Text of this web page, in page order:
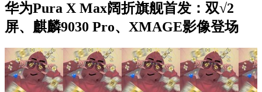
华为Pura X Max阔折旗舰首发：双√2
屏、麒麟9030 Pro、XMAGE影像登场